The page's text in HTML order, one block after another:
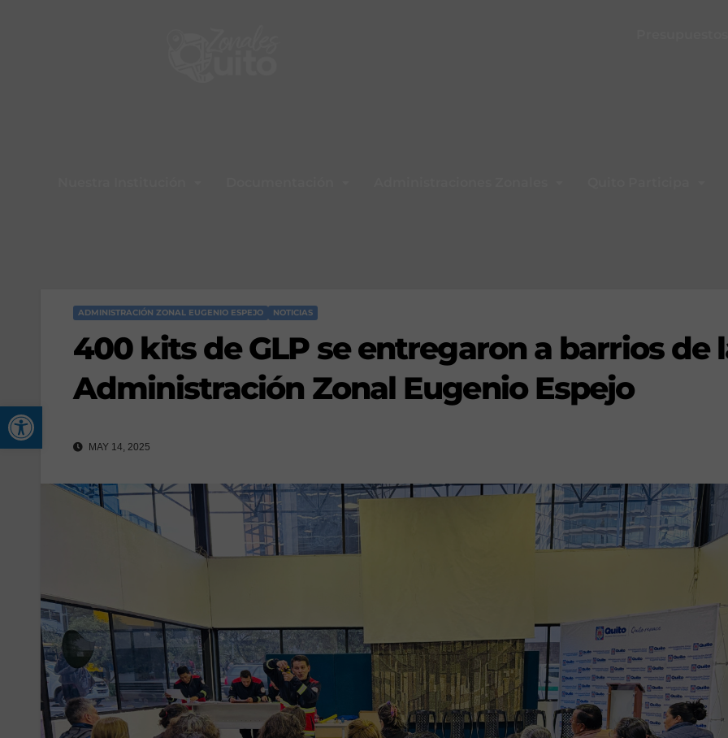
Abrir barra de herramientas
ADMINISTRACIÓN ZONAL EUGENIO ESPEJO NOTICIAS
400 kits de GLP se entregaron a barrios de
Administración Zonal Eugenio Espejo
MAY 14, 2025